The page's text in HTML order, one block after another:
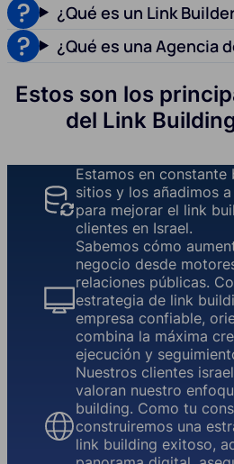
¿Qué es un Link
¿Qué es una Agencia
Estos son los
del Link
Estamos en constante
sitios y los añadimos
para mejorar el link
clientes en Israel.
Sabemos cómo
negocio desde
relaciones públicas.
estrategia de link
empresa confiable,
combina la máxima
ejecución y
Nuestros clientes
valoran nuestro
building. Como tu
construiremos una
link building exitoso,